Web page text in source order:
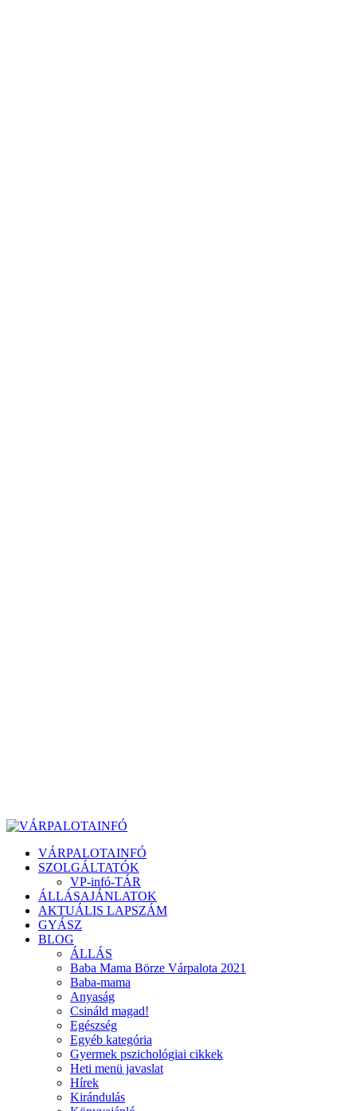
VÁRPALOTAINFÓ
SZOLGÁLTATÓK
VP-infó-TÁR
ÁLLÁSAJÁNLATOK
AKTUÁLIS LAPSZÁM
GYÁSZ
BLOG
ÁLLÁS
Baba Mama Börze Várpalota 2021
Baba-mama
Anyaság
Csináld magad!
Egészség
Egyéb kategória
Gyermek pszichológiai cikkek
Heti menü javaslat
Hírek
Kirándulás